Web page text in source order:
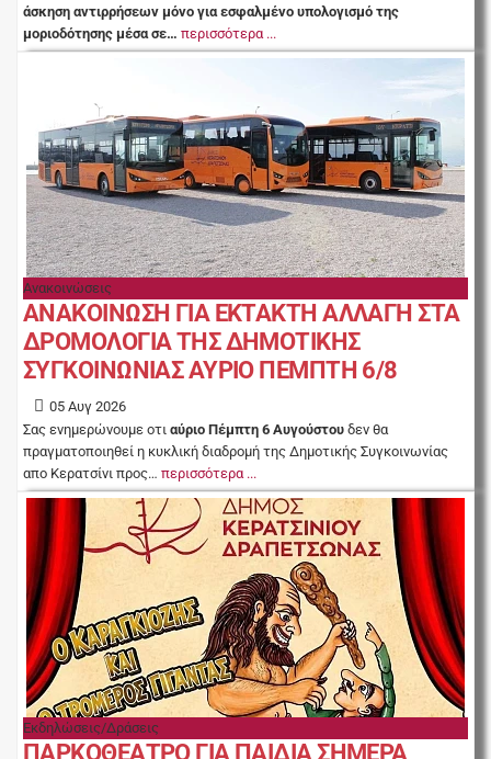
άσκηση αντιρρήσεων μόνο για εσφαλμένο υπολογισμό της
μοριοδότησης μέσα σε… περισσότερα ...
Ανακοινώσεις
ΑΝΑΚΟΙΝΩΣΗ ΓΙΑ ΕΚΤΑΚΤΗ ΑΛΛΑΓΗ ΣΤΑ
ΔΡΟΜΟΛΟΓΙΑ ΤΗΣ ΔΗΜΟΤΙΚΗΣ
ΣΥΓΚΟΙΝΩΝΙΑΣ ΑΥΡΙΟ ΠΕΜΠΤΗ 6/8
05 Αυγ 2026
Σας ενημερώνουμε οτι αύριο Πέμπτη 6 Αυγούστου δεν θα
πραγματοποιηθεί η κυκλική διαδρομή της Δημοτικής Συγκοινωνίας
απο Κερατσίνι προς… περισσότερα ...
Εκδηλώσεις/Δράσεις
ΠΑΡΚΟΘΕΑΤΡΟ ΓΙΑ ΠΑΙΔΙΑ ΣΗΜΕΡΑ